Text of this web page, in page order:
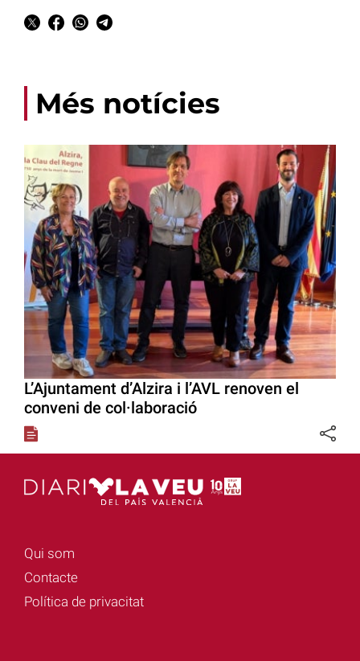
Més notícies
L’Ajuntament d’Alzira i l’AVL renoven el
conveni de col·laboració
Qui som
Contacte
Política de privacitat